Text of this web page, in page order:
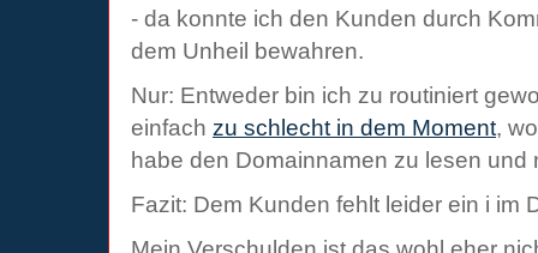
- da konnte ich den Kunden durch
dem Unheil bewahren.
Nur: Entweder bin ich zu routiniert
einfach zu schlecht in dem Moment,
habe den Domainnamen zu lesen und
Fazit: Dem Kunden fehlt leider ein i im